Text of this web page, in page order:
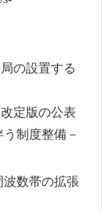
の設置する
定版の公表
制度整備－
数帯の拡張